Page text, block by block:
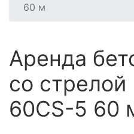
60 м
Аренда
со стрелой
60CS-5 60